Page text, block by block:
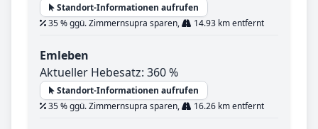
Standort-Informationen aufrufen
35 % ggü. Zimmernsupra sparen,
14.93 km entfernt
Emleben
Aktueller Hebesatz: 360 %
Standort-Informationen aufrufen
35 % ggü. Zimmernsupra sparen,
16.26 km entfernt